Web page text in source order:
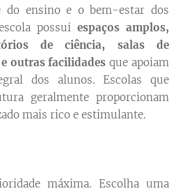
do ensino e o bem-estar dos
possui espaços amplos,
de ciência, salas de
outras facilidades que apoiam
dos alunos. Escolas que
geralmente proporcionam
mais rico e estimulante.
máxima. Escolha uma